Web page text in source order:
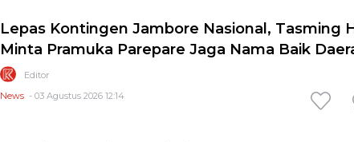
Lepas Kontingen Jambore Nasional, Tasming
Minta Pramuka Parepare Jaga Nama Baik
Editor
News - 03 Agustus 2026 12:14